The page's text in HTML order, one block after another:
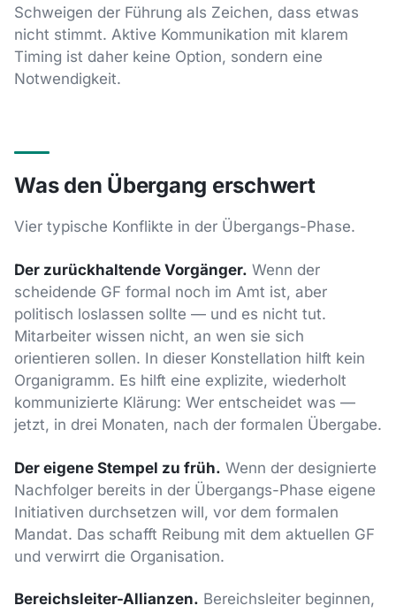
Schweigen der Führung als Zeichen, dass etwas
nicht stimmt. Aktive Kommunikation mit klarem
Timing ist daher keine Option, sondern eine
Notwendigkeit.
Was den Übergang erschwert
Vier typische Konflikte in der Übergangs-Phase.
Der zurückhaltende Vorgänger. Wenn der
scheidende GF formal noch im Amt ist, aber
politisch loslassen sollte — und es nicht tut.
Mitarbeiter wissen nicht, an wen sie sich
orientieren sollen. In dieser Konstellation hilft kein
Organigramm. Es hilft eine explizite, wiederholt
kommunizierte Klärung: Wer entscheidet was —
jetzt, in drei Monaten, nach der formalen Übergabe.
Der eigene Stempel zu früh. Wenn der designierte
Nachfolger bereits in der Übergangs-Phase eigene
Initiativen durchsetzen will, vor dem formalen
Mandat. Das schafft Reibung mit dem aktuellen GF
und verwirrt die Organisation.
Bereichsleiter-Allianzen. Bereichsleiter beginnen,